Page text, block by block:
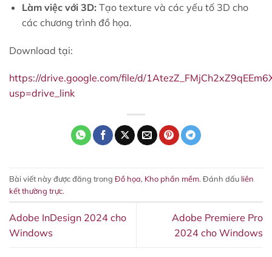
Làm việc với 3D: Tạo texture và các yếu tố 3D cho
các chương trình đồ họa.
Download tại:
https://drive.google.com/file/d/
usp=drive_link
Bài viết này được đăng trong Đồ họa, Kho phần mềm. Đánh dấu liên
kết thường trực.
Adobe InDesign 2024 cho
Windows
Adobe Premiere Pro
2024 cho Windows